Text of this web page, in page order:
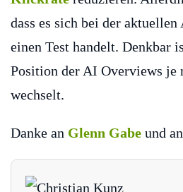
dass es sich bei der
einen Test handelt. Denkbar
Position der AI Overviews je
wechselt.
Danke an Glenn Gabe und an